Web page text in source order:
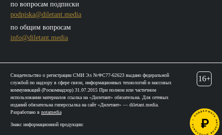
по вопросам подписки
podpiska@diletant.media
по общим вопросам
info@diletant.media
Свидетельство о регистрации СМИ Эл №ФС77-62623 выдано федеральной
службой по надзору в сфере связи, информационных технологий и массовых
коммуникаций (Роскомнадзор) 31.07.2015 При полном или частичном
использовании материалов ссылка на «Дилетант» обязательна. Для сетевых
изданий обязательна гиперссылка на сайт «Дилетант» — diletant.media.
Разработано в notamedia
Знакс информационной продукции:
16+